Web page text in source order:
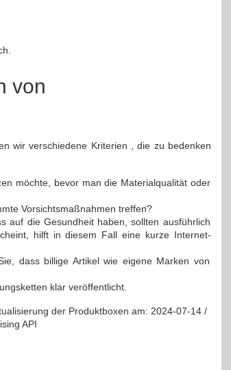
von
wir verschiedene Kriterien , die zu bedenken
möchte, bevor man die Materialqualität oder
Vorsichtsmaßnahmen treffen?
auf die Gesundheit haben, sollten ausführlich
hilft in diesem Fall eine kurze Internet-
dass billige Artikel wie eigene Marken von
klar veröffentlicht.
der Produktboxen am: 2024-07-14 /
API